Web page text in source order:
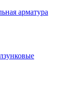
арматура